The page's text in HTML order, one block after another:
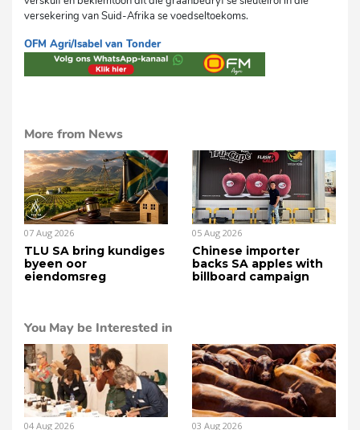
versekering van Suid-Afrika se voedseltoekoms.
OFM Agri/Isabel van Tonder
More from News
07 Aug 2026
TLU SA bring kundiges
byeen oor
eiendomsreg
05 Aug 2026
Chinese importer
backs SA apples with
billboard campaign
You May be Interested in
04 Aug 2026 03 Aug 2026